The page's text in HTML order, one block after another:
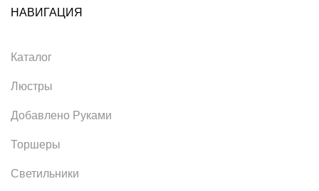
НАВИГАЦИЯ
Каталог
Люстры
Добавлено Руками
Торшеры
Светильники